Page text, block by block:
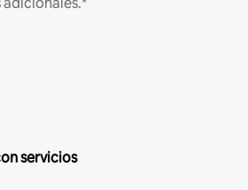
servicios